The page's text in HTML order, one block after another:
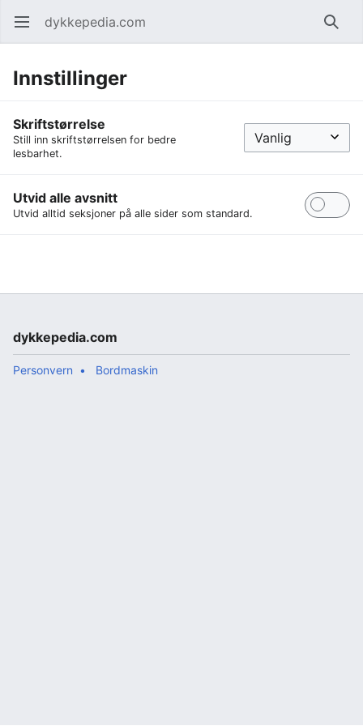
Åpne hovedmenyen dykkepedia.com Søk
Innstillinger
Skriftstørrelse
Still inn skriftstørrelsen for bedre
lesbarhet.
Utvid alle avsnitt
Utvid alltid seksjoner på alle sider som standard.
dykkepedia.com
Personvern Bordmaskin